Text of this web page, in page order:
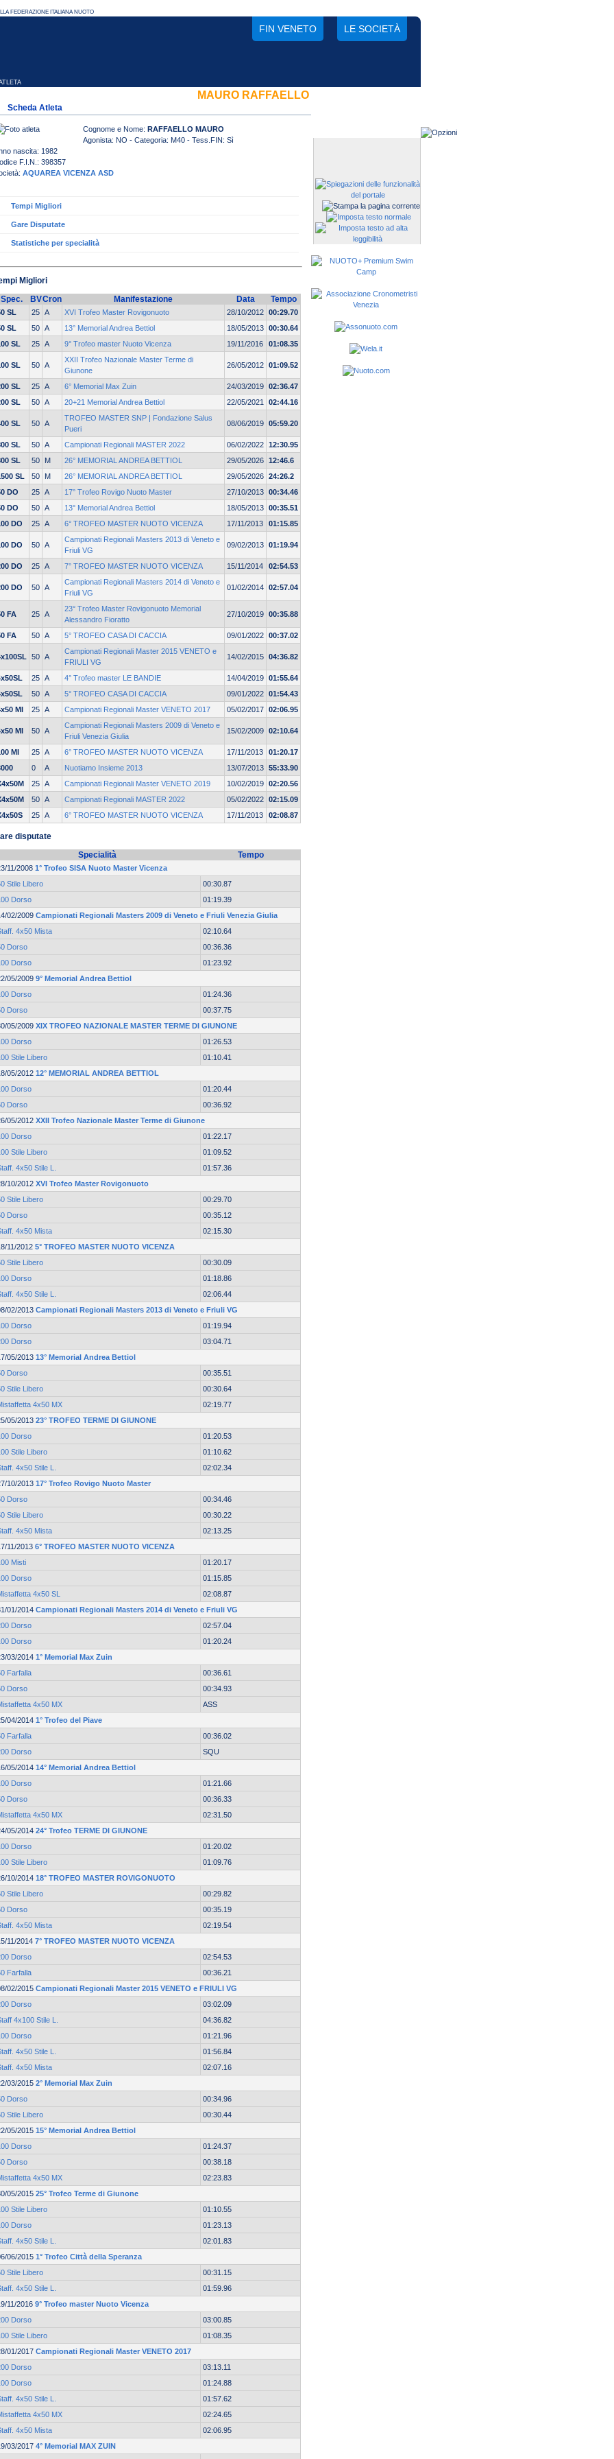
FIN VENETO LE SOCIETÀ
MAURO RAFFAELLO
Scheda Atleta
Cognome e Nome: RAFFAELLO MAURO
Agonista: NO - Categoria: M40 - Tess.FIN: Sì
nascita: 1982
F.I.N.: 398357
AQUAREA VICENZA ASD
Tempi Migliori
Gare Disputate
Statistiche per specialità
Migliori
Spec.
BVCron Manifestazione Data Tempo
SL 25 A XVI Trofeo Master Rovigonuoto 28/10/2012 00:29.70
SL
50 A 13° Memorial Andrea Bettiol 18/05/2013 00:30.64
SL
25 A 9° Trofeo master Nuoto Vicenza 19/11/2016 01:08.35
SL 50 A
XXII Trofeo Nazionale Master Terme di
Giunone
26/05/2012 01:09.52
SL 25 A 6° Memorial Max Zuin 24/03/2019 02:36.47
SL
50 A 20+21 Memorial Andrea Bettiol 22/05/2021 02:44.16
SL 50 A
TROFEO MASTER SNP | Fondazione Salus
Pueri
08/06/2019 05:59.20
SL 50 A Campionati Regionali MASTER 2022 06/02/2022 12:30.95
SL
50 M 26° MEMORIAL ANDREA BETTIOL 29/05/2026 12:46.6
SL
50 M 26° MEMORIAL ANDREA BETTIOL 29/05/2026 24:26.2
DO
25 A 17° Trofeo Rovigo Nuoto Master 27/10/2013 00:34.46
DO
50 A 13° Memorial Andrea Bettiol 18/05/2013 00:35.51
DO
25 A 6° TROFEO MASTER NUOTO VICENZA 17/11/2013 01:15.85
DO 50 A
Campionati Regionali Masters 2013 di Veneto e
Friuli VG
09/02/2013 01:19.94
DO 25 A 7° TROFEO MASTER NUOTO VICENZA 15/11/2014 02:54.53
DO 50 A
Campionati Regionali Masters 2014 di Veneto e
Friuli VG
01/02/2014 02:57.04
FA 25 A
23° Trofeo Master Rovigonuoto Memorial
Alessandro Fioratto
27/10/2019 00:35.88
FA 50 A 5° TROFEO CASA DI CACCIA 09/01/2022 00:37.02
50 A
Campionati Regionali Master 2015 VENETO e
FRIULI VG
14/02/2015 04:36.82
25 A 4° Trofeo master LE BANDIE 14/04/2019 01:55.64
50 A 5° TROFEO CASA DI CACCIA 09/01/2022 01:54.43
MI
25 A Campionati Regionali Master VENETO 2017 05/02/2017 02:06.95
MI 50 A
Campionati Regionali Masters 2009 di Veneto e
Friuli Venezia Giulia
15/02/2009 02:10.64
MI 25 A 6° TROFEO MASTER NUOTO VICENZA 17/11/2013
01:20.17
0 A Nuotiamo Insieme 2013 13/07/2013 55:33.90
25 A Campionati Regionali Master VENETO 2019 10/02/2019 02:20.56
50 A Campionati Regionali MASTER 2022 05/02/2022 02:15.09
25 A 6° TROFEO MASTER NUOTO VICENZA 17/11/2013 02:08.87
disputate
Specialità
Tempo
11/2008 1° Trofeo SISA Nuoto Master Vicenza
Stile Libero
00:30.87
Dorso
01:19.39
02/2009 Campionati Regionali Masters 2009 di Veneto e Friuli Venezia Giulia
4x50 Mista
02:10.64
Dorso
00:36.36
Dorso
01:23.92
05/2009 9° Memorial Andrea Bettiol
Dorso
01:24.36
Dorso
00:37.75
05/2009 XIX TROFEO NAZIONALE MASTER TERME DI GIUNONE
Dorso
01:26.53
Stile Libero
01:10.41
05/2012 12° MEMORIAL ANDREA BETTIOL
Dorso
01:20.44
Dorso
00:36.92
05/2012 XXII Trofeo Nazionale Master Terme di Giunone
Dorso
01:22.17
Stile Libero
01:09.52
4x50 Stile L.
01:57.36
10/2012 XVI Trofeo Master Rovigonuoto
Stile Libero
00:29.70
Dorso
00:35.12
4x50 Mista
02:15.30
11/2012 5° TROFEO MASTER NUOTO VICENZA
Stile Libero
00:30.09
Dorso
01:18.86
4x50 Stile L.
02:06.44
02/2013 Campionati Regionali Masters 2013 di Veneto e Friuli VG
Dorso
01:19.94
Dorso
03:04.71
05/2013 13° Memorial Andrea Bettiol
Dorso
00:35.51
Stile Libero
00:30.64
4x50 MX
02:19.77
05/2013 23° TROFEO TERME DI GIUNONE
Dorso
01:20.53
Stile Libero
01:10.62
4x50 Stile L.
02:02.34
10/2013 17° Trofeo Rovigo Nuoto Master
Dorso
00:34.46
Stile Libero
00:30.22
4x50 Mista
02:13.25
11/2013 6° TROFEO MASTER NUOTO VICENZA
Misti
01:20.17
Dorso
01:15.85
4x50 SL
02:08.87
01/2014 Campionati Regionali Masters 2014 di Veneto e Friuli VG
Dorso
02:57.04
Dorso
01:20.24
03/2014 1° Memorial Max Zuin
Farfalla
00:36.61
Dorso
00:34.93
4x50 MX
ASS
04/2014 1° Trofeo del Piave
Farfalla
00:36.02
Dorso
SQU
05/2014 14° Memorial Andrea Bettiol
Dorso
01:21.66
Dorso
00:36.33
4x50 MX
02:31.50
05/2014 24° Trofeo TERME DI GIUNONE
Dorso
01:20.02
Stile Libero
01:09.76
10/2014 18° TROFEO MASTER ROVIGONUOTO
Stile Libero
00:29.82
Dorso
00:35.19
4x50 Mista
02:19.54
11/2014 7° TROFEO MASTER NUOTO VICENZA
Dorso
02:54.53
Farfalla
00:36.21
02/2015 Campionati Regionali Master 2015 VENETO e FRIULI VG
Dorso
03:02.09
4x100 Stile L.
04:36.82
Dorso
01:21.96
4x50 Stile L.
01:56.84
4x50 Mista
02:07.16
03/2015 2° Memorial Max Zuin
Dorso
00:34.96
Stile Libero
00:30.44
05/2015 15° Memorial Andrea Bettiol
Dorso
01:24.37
Dorso
00:38.18
4x50 MX
02:23.83
05/2015 25° Trofeo Terme di Giunone
Stile Libero
01:10.55
Dorso
01:23.13
4x50 Stile L.
02:01.83
06/2015 1° Trofeo Città della Speranza
Stile Libero
00:31.15
4x50 Stile L.
01:59.96
11/2016 9° Trofeo master Nuoto Vicenza
Dorso
03:00.85
Stile Libero
01:08.35
01/2017 Campionati Regionali Master VENETO 2017
Dorso
03:13.11
Dorso
01:24.88
4x50 Stile L.
01:57.62
4x50 MX
02:24.65
4x50 Mista
02:06.95
03/2017 4° Memorial MAX ZUIN